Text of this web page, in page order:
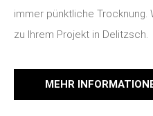
immer pünktliche Trocknung.
zu Ihrem Projekt in Delitzsch.
MEHR